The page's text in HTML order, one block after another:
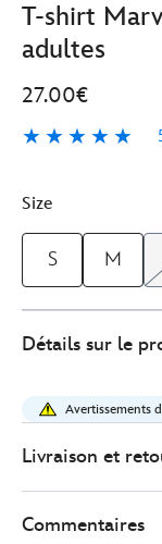
T-shirt
adultes
27.00€
5.0
Size
S M
27.00
marvel-
dispute-
pour-
Détails sur le
Avertissements
Livraison et
Commentaires